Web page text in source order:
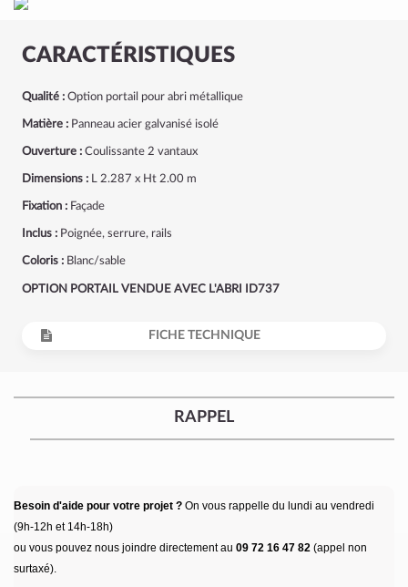
CARACTÉRISTIQUES
Qualité : Option portail pour abri métallique
Matière : Panneau acier galvanisé isolé
Ouverture : Coulissante 2 vantaux
Dimensions : L 2.287 x Ht 2.00 m
Fixation : Façade
Inclus : Poignée, serrure, rails
Coloris : Blanc/sable
OPTION PORTAIL VENDUE AVEC L'ABRI ID737
FICHE TECHNIQUE
RAPPEL
Besoin d'aide pour votre projet ? On vous rappelle du lundi au vendredi
(9h-12h et 14h-18h)
ou vous pouvez nous joindre directement au 09 72 16 47 82 (appel non
surtaxé).